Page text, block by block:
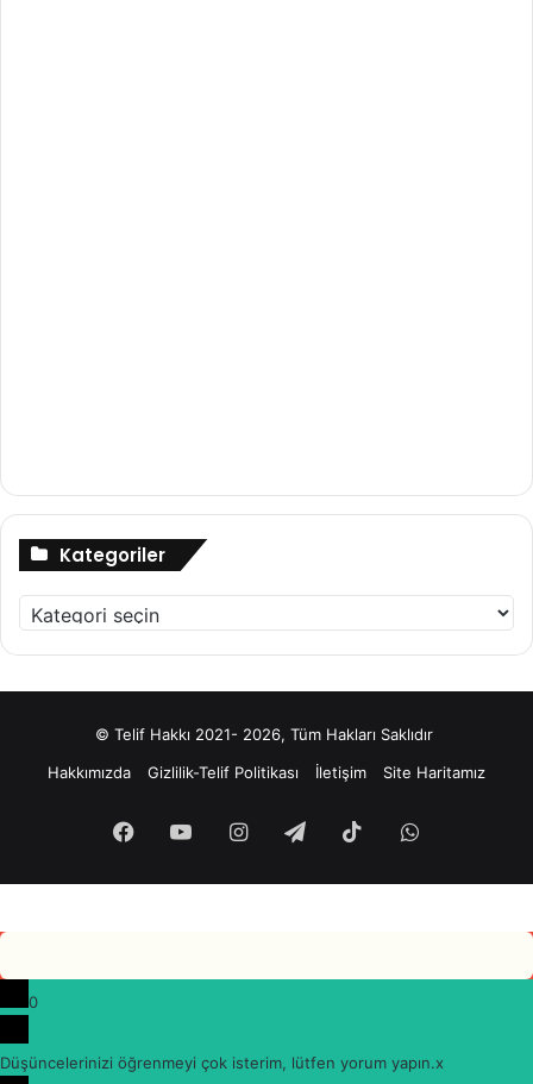
Kategoriler
Kategoriler
© Telif Hakkı 2021- 2026, Tüm Hakları Saklıdır
Hakkımızda
Gizlilik-Telif Politikası İletişim Site Haritamız
Facebook
YouTubeInstagram
TelegramTikTokWhatsApp
0
Düşüncelerinizi öğrenmeyi çok isterim, lütfen yorum yapın.x